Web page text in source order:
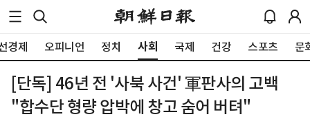
경제 오피니언 정치 사회 국제 건강 스포츠 문
[단독] 46년 전 '사북 사건' 軍판사의 고백
"합수단 형량 압박에 창고 숨어 버텨"